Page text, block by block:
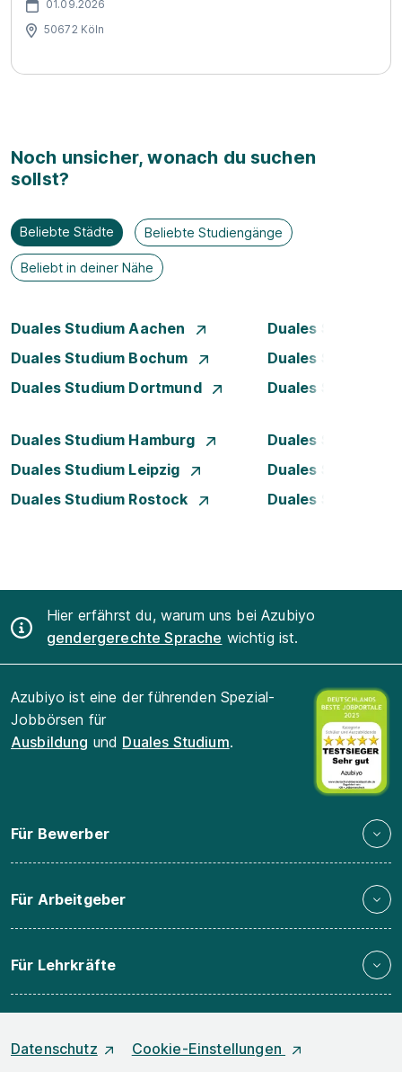
01.09.2026
50672 Köln
Noch unsicher, wonach du suchen
sollst?
Beliebte Städte Beliebte Studiengänge
Beliebt in deiner Nähe
Duales Studium Aachen
Duales Studium
Duales Studium Bochum
Duales Studium
Duales Studium Dortmund
Duales Studium
Duales Studium Hamburg
Duales Studium
Duales Studium Leipzig
Duales Studium
Duales Studium Rostock
Duales Studium
Hier erfährst du, warum uns bei Azubiyo
gendergerechte Sprache wichtig ist.
Azubiyo ist eine der führenden Spezial-
Jobbörsen für
Ausbildung und Duales Studium.
Für Bewerber
Für Arbeitgeber
Für Lehrkräfte
Datenschutz
Cookie-Einstellungen